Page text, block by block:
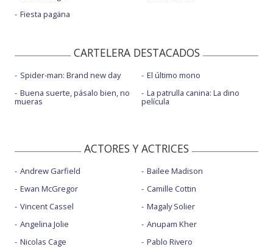
Fiesta pagäna
CARTELERA DESTACADOS
Spider-man: Brand new day
Buena suerte, pásalo bien, no
mueras
El último mono
La patrulla canina: La dino
película
ACTORES Y ACTRICES
Andrew Garfield
Ewan McGregor
Vincent Cassel
Angelina Jolie
Nicolas Cage
Bailee Madison
Camille Cottin
Magaly Solier
Anupam Kher
Pablo Rivero